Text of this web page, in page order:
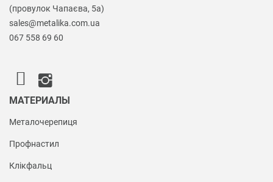
(провулок Чапаєва, 5а)
sales@metalika.com.ua
067 558 69 60
МАТЕРИАЛЫ
Металочерепиця
Профнастил
Клікфальц